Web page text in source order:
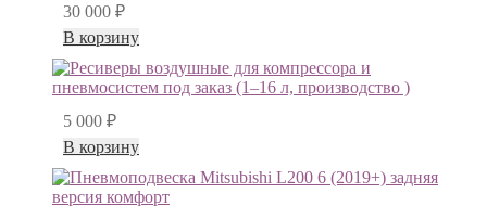
30 000 ₽
В корзину
5 000 ₽
В корзину